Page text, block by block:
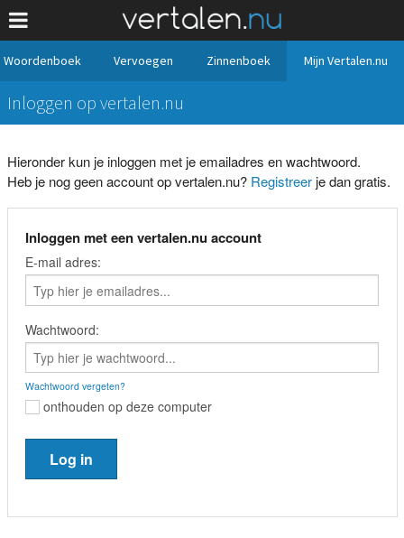
Woordenboek Vervoegen Zinnenboek Mijn Vertalen.nu
Inloggen op vertalen.nu
Hieronder kun je inloggen met je emailadres en wachtwoord.
Heb je nog geen account op vertalen.nu? Registreerje dan gratis.
Inloggen met een vertalen.nu account
E-mail adres:
Wachtwoord:
Wachtwoord vergeten?
onthouden op deze computer